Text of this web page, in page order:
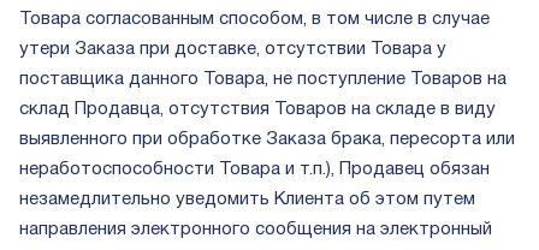
Товара согласованным способом, в том числе в случае
утери Заказа при доставке, отсутствии Товара у
поставщика данного Товара, не поступление Товаров на
склад Продавца, отсутствия Товаров на складе в виду
выявленного при обработке Заказа брака, пересорта или
неработоспособности Товара и т.п.), Продавец обязан
незамедлительно уведомить Клиента об этом путем
направления электронного сообщения на электронный